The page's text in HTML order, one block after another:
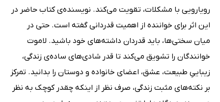
رویارویی با مشکلات، تقویت می‌کند. نویسنده‌ی کتاب حاضر در
این اثر برای خواننده از اهمیت قدردانی گفته است. حتی در
میان سختی‌ها، باید قدردان داشته‌های خود باشید. لاموت
خوانندگان را تشویق می‌کند تا قدر شادی‌های ساده‌ی زندگی،
زیباییِ طبیعت، عشق، اعضای خانواده و دوستان را بدانید. تمرکز
بر نکته‌های مثبت زندگی، صرف نظر از اینکه چقدر کوچک به نظر